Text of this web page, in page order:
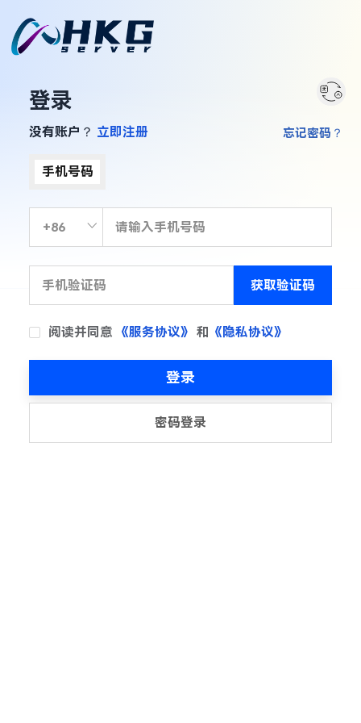
登录
没有账户？ 立即注册
手机号码
获取验证码
阅读并同意 《服务协议》 和 《隐私协议》
忘记密码？
登录
密码登录